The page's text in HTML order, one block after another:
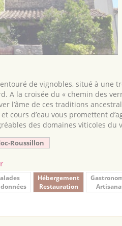
de vignobles, situé à une
A la croisée du « chemin des
l’âme de ces traditions
cours d’eau vous promettent
des domaines viticoles du
Roussillon
Hébergement
Restauration